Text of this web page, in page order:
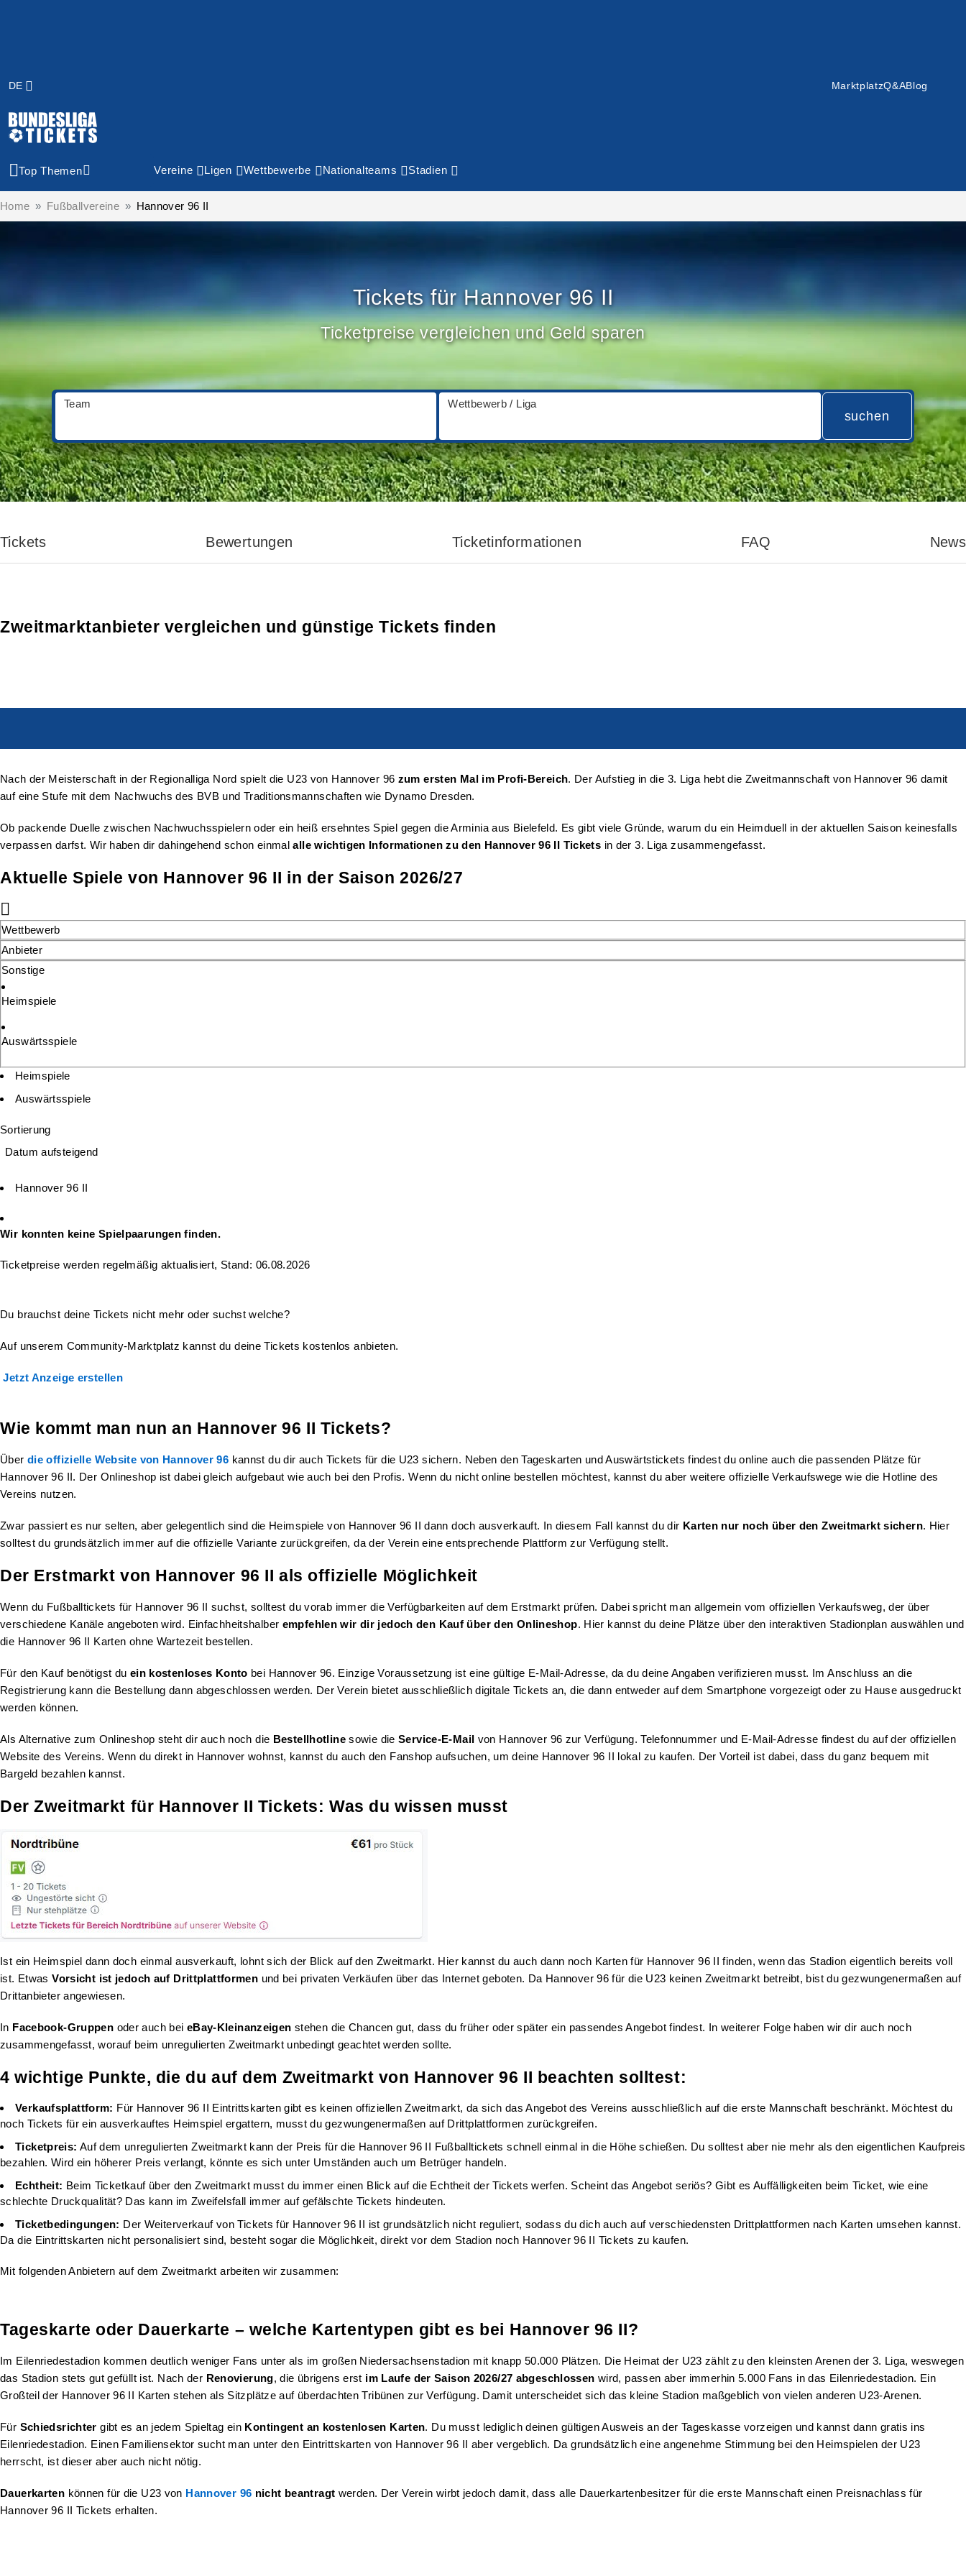
DE MarktplatzQ&ABlog
Top Themen Vereine Ligen Wettbewerbe Nationalteams Stadien
Home Fußballvereine Hannover 96 II
Tickets für Hannover 96 II
Ticketpreise vergleichen und Geld sparen
Team Wettbewerb / Liga
suchen
Tickets Bewertungen Ticketinformationen FAQ News
Zweitmarktanbieter vergleichen und günstige Tickets finden
Nach der Meisterschaft in der Regionalliga Nord spielt die U23 von Hannover 96 zum ersten Mal im Profi-Bereich. Der Aufstieg in die 3. Liga hebt die Zweitmannschaft von Hannover 96 damit
auf eine Stufe mit dem Nachwuchs des BVB und Traditionsmannschaften wie Dynamo Dresden.
Ob packende Duelle zwischen Nachwuchsspielern oder ein heiß ersehntes Spiel gegen die Arminia aus Bielefeld. Es gibt viele Gründe, warum du ein Heimduell in der aktuellen Saison keinesfalls
verpassen darfst. Wir haben dir dahingehend schon einmalalle wichtigen Informationen zu den Hannover 96 II Tickets in der 3. Liga zusammengefasst.
Aktuelle Spiele von Hannover 96 II in der Saison 2026/27
Wettbewerb
Anbieter
Sonstige
Heimspiele
Auswärtsspiele
Heimspiele
Auswärtsspiele
Sortierung
Datum aufsteigend
Hannover 96 II
Wir konnten keine Spielpaarungen finden.
Ticketpreise werden regelmäßig aktualisiert, Stand: 06.08.2026
Du brauchst deine Tickets nicht mehr oder suchst welche?
Auf unserem Community-Marktplatz kannst du deine Tickets kostenlos anbieten.
Jetzt Anzeige erstellen
Wie kommt man nun an Hannover 96 II Tickets?
Über die offizielle Website von Hannover 96 kannst du dir auch Tickets für die U23 sichern. Neben den Tageskarten und Auswärtstickets findest du online auch die passenden Plätze für
Hannover 96 II. Der Onlineshop ist dabei gleich aufgebaut wie auch bei den Profis. Wenn du nicht online bestellen möchtest, kannst du aber weitere offizielle Verkaufswege wie die Hotline des
Vereins nutzen.
Zwar passiert es nur selten, aber gelegentlich sind die Heimspiele von Hannover 96 II dann doch ausverkauft. In diesem Fall kannst du dir Karten nur noch über den Zweitmarkt sichern. Hier
solltest du grundsätzlich immer auf die offizielle Variante zurückgreifen, da der Verein eine entsprechende Plattform zur Verfügung stellt.
Der Erstmarkt von Hannover 96 II als offizielle Möglichkeit
Wenn du Fußballtickets für Hannover 96 II suchst, solltest du vorab immer die Verfügbarkeiten auf dem Erstmarkt prüfen. Dabei spricht man allgemein vom offiziellen Verkaufsweg, der über
verschiedene Kanäle angeboten wird. Einfachheitshalber empfehlen wir dir jedoch den Kauf über den Onlineshop. Hier kannst du deine Plätze über den interaktiven Stadionplan auswählen und
die Hannover 96 II Karten ohne Wartezeit bestellen.
Für den Kauf benötigst du ein kostenloses Konto bei Hannover 96. Einzige Voraussetzung ist eine gültige E-Mail-Adresse, da du deine Angaben verifizieren musst. Im Anschluss an die
Registrierung kann die Bestellung dann abgeschlossen werden. Der Verein bietet ausschließlich digitale Tickets an, die dann entweder auf dem Smartphone vorgezeigt oder zu Hause ausgedruckt
werden können.
Als Alternative zum Onlineshop steht dir auch noch die Bestellhotlinesowie die Service-E-Mail von Hannover 96 zur Verfügung. Telefonnummer und E-Mail-Adresse findest du auf der offiziellen
Website des Vereins. Wenn du direkt in Hannover wohnst, kannst du auch den Fanshop aufsuchen, um deine Hannover 96 II lokal zu kaufen. Der Vorteil ist dabei, dass du ganz bequem mit
Bargeld bezahlen kannst.
Der Zweitmarkt für Hannover II Tickets: Was du wissen musst
Ist ein Heimspiel dann doch einmal ausverkauft, lohnt sich der Blick auf den Zweitmarkt. Hier kannst du auch dann noch Karten für Hannover 96 II finden, wenn das Stadion eigentlich bereits voll
ist. EtwasVorsicht ist jedoch auf Drittplattformen und bei privaten Verkäufen über das Internet geboten. Da Hannover 96 für die U23 keinen Zweitmarkt betreibt, bist du gezwungenermaßen auf
Drittanbieter angewiesen.
In Facebook-Gruppen oder auch bei eBay-Kleinanzeigen stehen die Chancen gut, dass du früher oder später ein passendes Angebot findest. In weiterer Folge haben wir dir auch noch
zusammengefasst, worauf beim unregulierten Zweitmarkt unbedingt geachtet werden sollte.
4 wichtige Punkte, die du auf dem Zweitmarkt von Hannover 96 II beachten solltest:
Verkaufsplattform: Für Hannover 96 II Eintrittskarten gibt es keinen offiziellen Zweitmarkt, da sich das Angebot des Vereins ausschließlich auf die erste Mannschaft beschränkt. Möchtest du
noch Tickets für ein ausverkauftes Heimspiel ergattern, musst du gezwungenermaßen auf Drittplattformen zurückgreifen.
Ticketpreis: Auf dem unregulierten Zweitmarkt kann der Preis für die Hannover 96 II Fußballtickets schnell einmal in die Höhe schießen. Du solltest aber nie mehr als den eigentlichen Kaufpreis
bezahlen. Wird ein höherer Preis verlangt, könnte es sich unter Umständen auch um Betrüger handeln.
Echtheit: Beim Ticketkauf über den Zweitmarkt musst du immer einen Blick auf die Echtheit der Tickets werfen. Scheint das Angebot seriös? Gibt es Auffälligkeiten beim Ticket, wie eine
schlechte Druckqualität? Das kann im Zweifelsfall immer auf gefälschte Tickets hindeuten.
Ticketbedingungen: Der Weiterverkauf von Tickets für Hannover 96 II ist grundsätzlich nicht reguliert, sodass du dich auch auf verschiedensten Drittplattformen nach Karten umsehen kannst.
Da die Eintrittskarten nicht personalisiert sind, besteht sogar die Möglichkeit, direkt vor dem Stadion noch Hannover 96 II Tickets zu kaufen.
Mit folgenden Anbietern auf dem Zweitmarkt arbeiten wir zusammen:
Tageskarte oder Dauerkarte – welche Kartentypen gibt es bei Hannover 96 II?
Im Eilenriedestadion kommen deutlich weniger Fans unter als im großen Niedersachsenstadion mit knapp 50.000 Plätzen. Die Heimat der U23 zählt zu den kleinsten Arenen der 3. Liga, weswegen
das Stadion stets gut gefüllt ist. Nach der Renovierung, die übrigens erst im Laufe der Saison 2026/27 abgeschlossen wird, passen aber immerhin 5.000 Fans in das Eilenriedestadion. Ein
Großteil der Hannover 96 II Karten stehen als Sitzplätze auf überdachten Tribünen zur Verfügung. Damit unterscheidet sich das kleine Stadion maßgeblich von vielen anderen U23-Arenen.
Für Schiedsrichter gibt es an jedem Spieltag ein Kontingent an kostenlosen Karten. Du musst lediglich deinen gültigen Ausweis an der Tageskasse vorzeigen und kannst dann gratis ins
Eilenriedestadion. Einen Familiensektor sucht man unter den Eintrittskarten von Hannover 96 II aber vergeblich. Da grundsätzlich eine angenehme Stimmung bei den Heimspielen der U23
herrscht, ist dieser aber auch nicht nötig.
Dauerkarten können für die U23 von Hannover 96 nicht beantragt werden. Der Verein wirbt jedoch damit, dass alle Dauerkartenbesitzer für die erste Mannschaft einen Preisnachlass für
Hannover 96 II Tickets erhalten.